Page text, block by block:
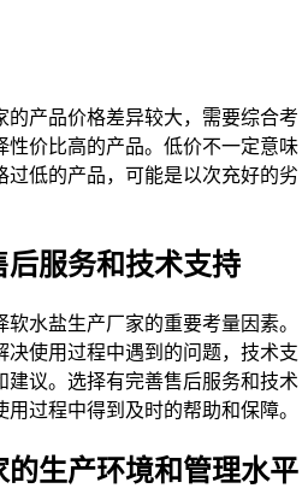
的产品价格差异较大，需要综合考
性价比高的产品。低价不一定意味
过低的产品，可能是以次充好的劣
后服务和技术支持
水盐生产厂家的重要考量因素。
决使用过程中遇到的问题，技术支
建议。选择有完善售后服务和技术
过程中得到及时的帮助和保障。
生产环境和管理水平